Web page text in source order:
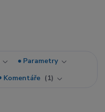
Parametry
Komentáře 1